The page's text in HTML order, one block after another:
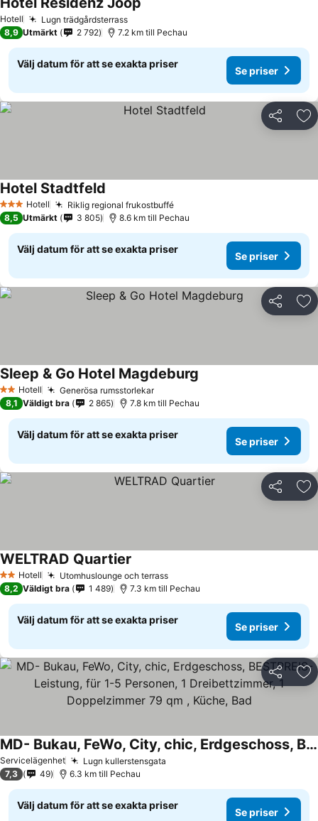
Hotell Lugn trädgårdsterrassSe priser
8,9 Utmärkt 2 792 7.2 km till Pechau
Välj datum för att se exakta priser
Se priser
Dela
3 StjärnorHotell Riklig regional frukostbufféSe priser
Hotel Stadtfeld
8,5 Utmärkt 3 805 8.6 km till Pechau
Välj datum för att se exakta priser
Se priser
Dela
2 Stjärnor
Hotell Generösa rumsstorlekarSe priser
Sleep & Go Hotel Magdeburg
8,1 Väldigt bra 2 865 7.8 km till Pechau
Välj datum för att se exakta priser
Se priser
Dela
2 Stjärnor
Hotell Utomhuslounge och terrassSe priser
WELTRAD Quartier
8,2 Väldigt bra 1 489 7.3 km till Pechau
Välj datum för att se exakta priser
Se priser
Dela
Servicelägenhet Lugn kullerstensgata
MD- Bukau, FeWo, City, chic, Erdgeschoss, BESTPREIS- Leistung, für 1-5 Personen, 1 Dreibettzimmer, 1 Doppelzimmer 79 qm , Küche, Bad
Se priser
7,3 49 6.3 km till Pechau
Välj datum för att se exakta priser
Se priser